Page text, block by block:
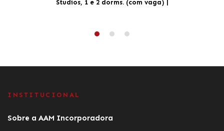
Studios, 1 e 2 dorms. (com vaga)
INSTITUCIONAL
Sobre a AAM Incorporadora